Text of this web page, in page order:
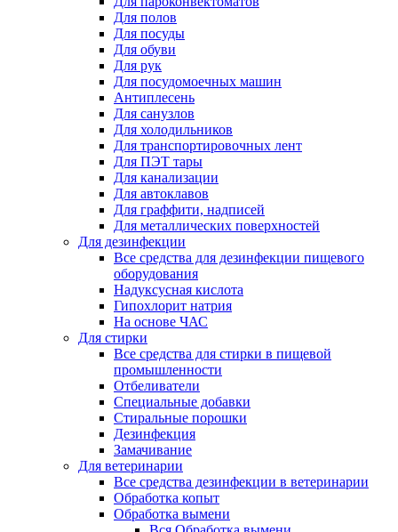
Для полов
Для посуды
Для обуви
Для рук
Для посудомоечных машин
Антиплесень
Для санузлов
Для холодильников
Для транспортировочных лент
Для ПЭТ тары
Для канализации
Для автоклавов
Для граффити, надписей
Для металлических поверхностей
Для дезинфекции
Все средства для дезинфекции пищевого
оборудования
Надуксусная кислота
Гипохлорит натрия
На основе ЧАС
Для стирки
Все средства для стирки в пищевой
промышленности
Отбеливатели
Специальные добавки
Стиральные порошки
Дезинфекция
Замачивание
Для ветеринарии
Все средства дезинфекции в ветеринарии
Обработка копыт
Обработка вымени